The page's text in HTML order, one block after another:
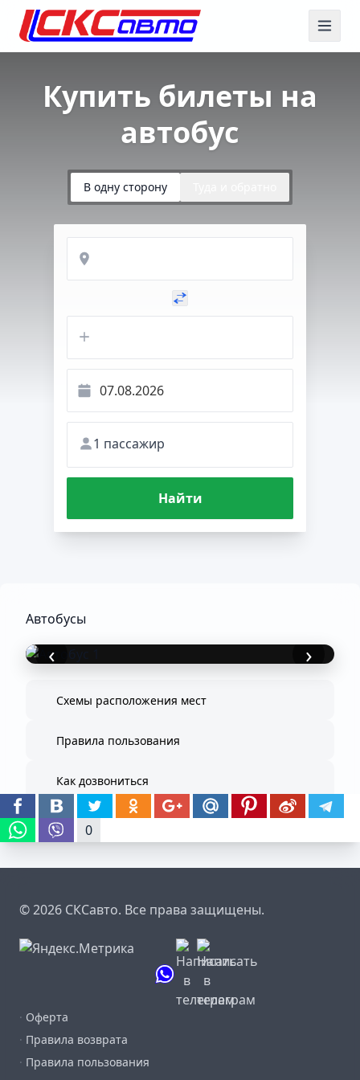
Купить билеты на
автобус
В одну сторону
1 пассажир
Найти
Автобусы
‹ ›
Схемы расположения мест
Правила пользования
Как дозвониться
0
© 2026 СКСавто. Все права защищены.
· Оферта
· Правила возврата
· Правила пользования